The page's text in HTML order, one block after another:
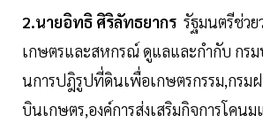
2.นายอิทธิ ศิริลัทธยากร รัฐมนตรีช่วย
เกษตรและสหกรณ์ ดูแลและกำกับ กรม
นการปฎิรูปที่ดินเพื่อเกษตรกรรม,กรม
บินเกษตร,องค์การส่งเสริมกิจการโคน